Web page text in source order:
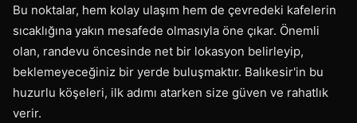
Bu noktalar, hem kolay ulaşım hem de çevredeki kafelerin
sıcaklığına yakın mesafede olmasıyla öne çıkar. Önemli
olan, randevu öncesinde net bir lokasyon belirleyip,
beklemeyeceğiniz bir yerde buluşmaktır. Balıkesir'in bu
huzurlu köşeleri, ilk adımı atarken size güven ve rahatlık
verir.